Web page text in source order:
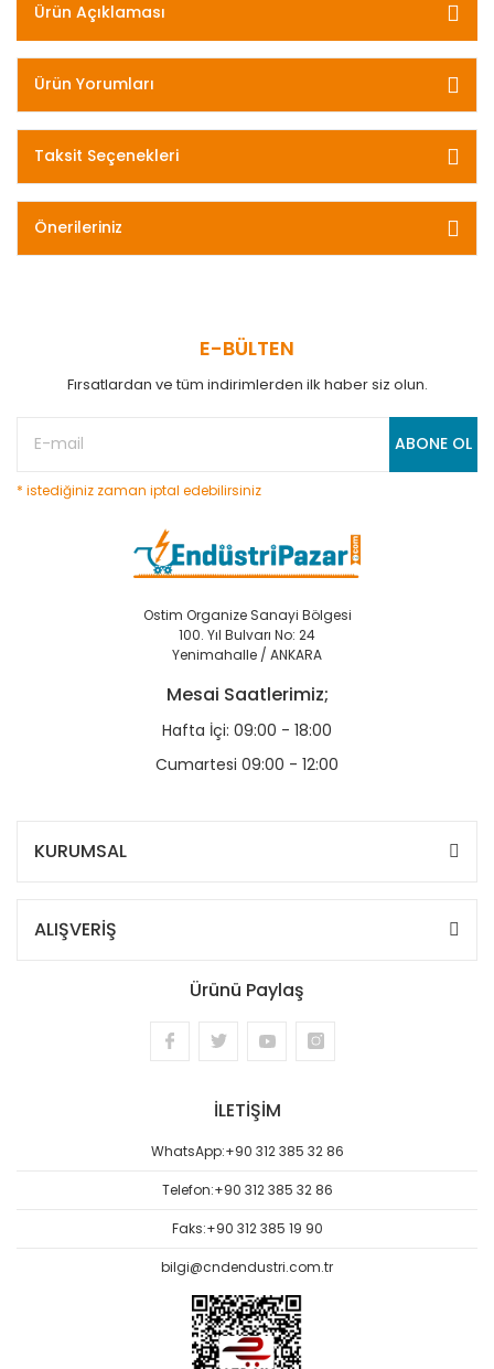
Ürün Açıklaması
Ürün Yorumları
Taksit Seçenekleri
Önerileriniz
E-BÜLTEN
Fırsatlardan ve tüm indirimlerden ilk haber siz olun.
ABONE OL
* istediğiniz zaman iptal edebilirsiniz
Ostim Organize Sanayi Bölgesi
100. Yıl Bulvarı No: 24
Yenimahalle / ANKARA
Mesai Saatlerimiz;
Hafta İçi: 09:00 - 18:00
Cumartesi 09:00 - 12:00
KURUMSAL
ALIŞVERİŞ
Ürünü Paylaş
İLETİŞİM
WhatsApp:+90 312 385 32 86
Telefon:+90 312 385 32 86
Faks:+90 312 385 19 90
bilgi@cndendustri.com.tr